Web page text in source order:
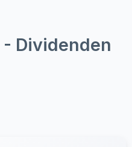
- Dividenden